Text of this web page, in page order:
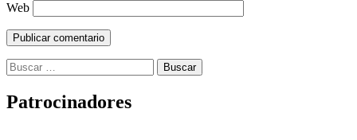
Web
Buscar:
Patrocinadores